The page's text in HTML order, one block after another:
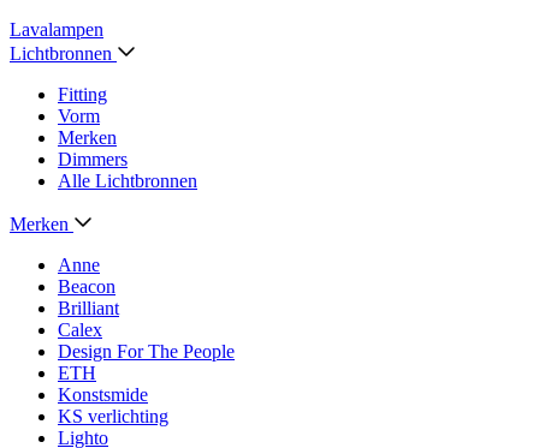
Lavalampen
Lichtbronnen
Fitting
Vorm
Merken
Dimmers
Alle Lichtbronnen
Merken
Anne
Beacon
Brilliant
Calex
Design For The People
ETH
Konstsmide
KS verlichting
Lighto